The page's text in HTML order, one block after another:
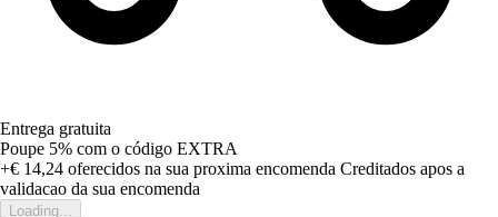
Entrega gratuita
Poupe 5% com o código EXTRA
+€ 14,24 oferecidos na sua proxima encomenda Creditados apos a
validacao da sua encomenda
Loading...